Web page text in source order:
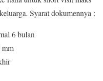
Syarat dokumennya :
6 bulan
mm